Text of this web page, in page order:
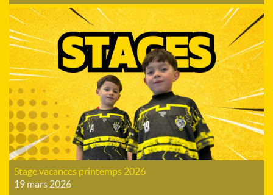
Stage vacances printemps 2026
19 mars 2026